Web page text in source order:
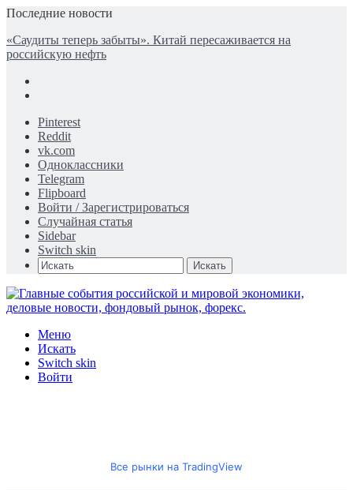
Последние новости
«Саудиты теперь забыты». Китай пересаживается на
российскую нефть
Pinterest
Reddit
vk.com
Одноклассники
Telegram
Flipboard
Войти / Зарегистрироваться
Случайная статья
Sidebar
Switch skin
Искать
Меню
Искать
Switch skin
Войти
Все рынки на TradingView